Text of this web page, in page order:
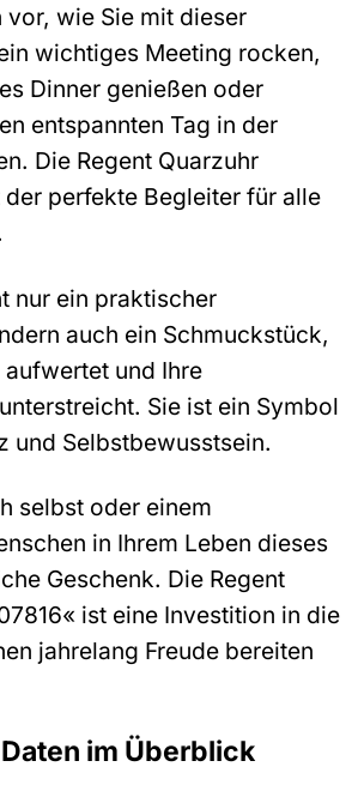
vor, wie Sie mit dieser
wichtiges Meeting rocken,
Dinner genießen oder
entspannten Tag in der
Die Regent Quarzuhr
der perfekte Begleiter für alle
nur ein praktischer
auch ein Schmuckstück,
und Ihre
Sie ist ein Symbol
und Selbstbewusstsein.
selbst oder einem
in Ihrem Leben dieses
Geschenk. Die Regent
ist eine Investition in die
jahrelang Freude bereiten
im Überblick